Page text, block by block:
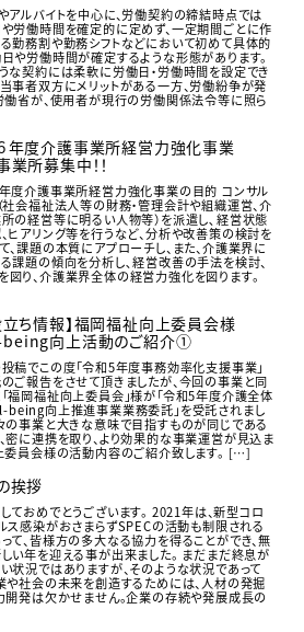
アルバイトを中心に、労働契約の締結時点では
労働時間を確定的に定めず、一定期間ごとに作
勤務割や勤務シフトなどにおいて初めて具体的
や労働時間が確定するような形態があります。
な契約には柔軟に労働日・労働時間を設定でき
事者双方にメリットがある一方、労働紛争が発
働省が、使用者が現行の労働関係法令等に照ら
年度介護事業所経営力強化事業
業所募集中！！
度介護事業所経営力強化事業の目的 コンサル
社会福祉法人等の財務・管理会計や組織運営、介
の経営等に明るい人物等）を派遣し､経営状態
ヒアリング等を行うなど、分析や改善策の検討を
、課題の本質にアプローチし、また、介護業界に
課題の傾向を分析し､経営改善の手法を検討、
り、介護業界全体の経営力強化を図ります。
立ち情報】福岡福祉向上委員会様
向上活動のご紹介①
稿でこの度「令和5年度事務効率化支援事業」
ご報告をさせて頂きましたが、今回の事業と同
福岡福祉向上委員会」様が「令和5年度介護全体
being向上推進事業業務委託」を受託されまし
の事業と大きな意味で目指すものが同じである
密に連携を取り、より効果的な事業運営が見込ま
委員会様の活動内容のご紹介致します。 […]
挨拶
ておめでとうございます。 2021年は、新型コロ
ス感染がおさまらずSPECの活動も制限される
て、皆様方の多大なる協力を得ることができ、無
い年を迎える事が出来ました。 まだまだ終息が
状況ではありますが、そのような状況であって
や社会の未来を創造するためには、人材の発掘
開発は欠かせません。企業の存続や発展成長の